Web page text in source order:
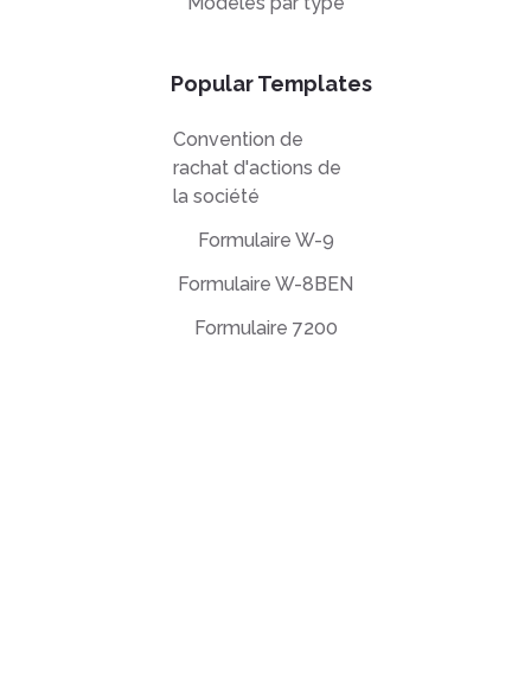
Popular Templates
Convention de
rachat d'actions de
la société
Formulaire W-9
Formulaire W-8BEN
Formulaire 7200